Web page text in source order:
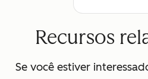
Recursos
Se você estiver